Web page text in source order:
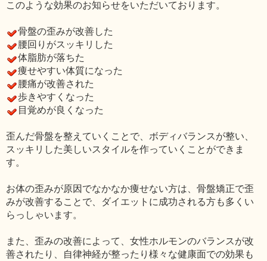
このような効果のお知らせをいただいております。
骨盤の歪みが改善した
腰回りがスッキリした
体脂肪が落ちた
痩せやすい体質になった
腰痛が改善された
歩きやすくなった
目覚めが良くなった
歪んだ骨盤を整えていくことで、ボディバランスが整い、
スッキリした美しいスタイルを作っていくことができま
す。
お体の歪みが原因でなかなか痩せない方は、骨盤矯正で歪
みが改善することで、ダイエットに成功される方も多くい
らっしゃいます。
また、歪みの改善によって、女性ホルモンのバランスが改
善されたり、自律神経が整ったり様々な健康面での効果も